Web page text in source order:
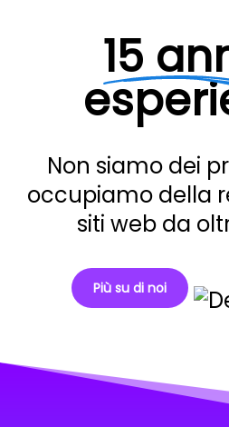
15
Non siamo dei
occupiamo della
siti web da
Più su di noi